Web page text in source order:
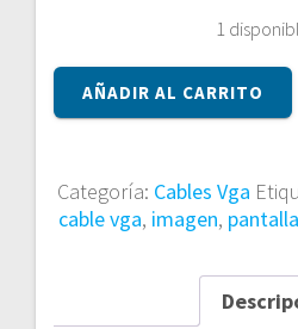
1
Cable
Vga
00
cantidad
AÑADIR AL CARRITO
Categoría: Cables Vga
cable vga, imagen, pantalla